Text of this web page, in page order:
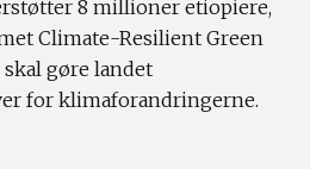
8 millioner etiopiere,
Climate-Resilient Green
skal gøre landet
for klimaforandringerne.